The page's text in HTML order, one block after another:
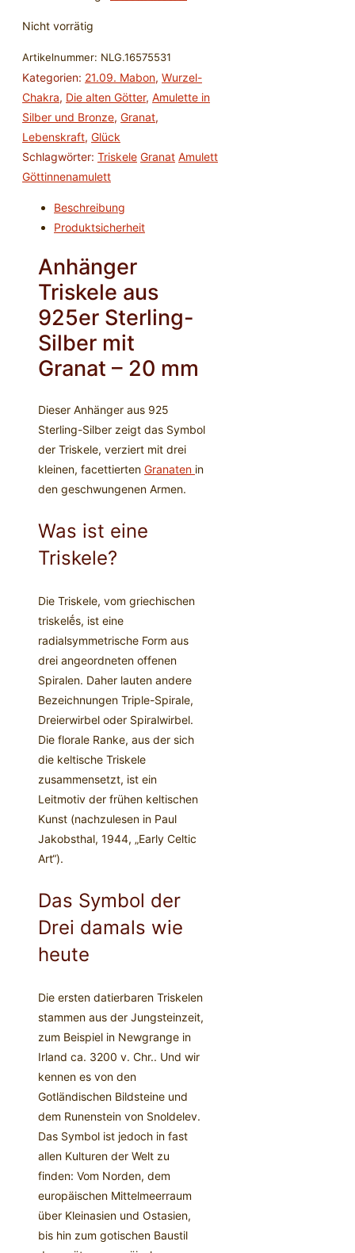
Nicht vorrätig
Artikelnummer: NLG.16575531
Kategorien: 21.09. Mabon, Wurzel-
Chakra, Die alten Götter, Amulette in
Silber und Bronze, Granat,
Lebenskraft, Glück
Schlagwörter: Triskele Granat Amulett
Göttinnenamulett
Beschreibung
Produktsicherheit
Anhänger
Triskele aus
925er Sterling-
Silber mit
Granat – 20 mm
Dieser Anhänger aus 925
Sterling-Silber zeigt das Symbol
der Triskele, verziert mit drei
kleinen, facettierten Granaten in
den geschwungenen Armen.
Was ist eine
Triskele?
Die Triskele, vom griechischen
triskelḗs, ist eine
radialsymmetrische Form aus
drei angeordneten offenen
Spiralen. Daher lauten andere
Bezeichnungen Triple-Spirale,
Dreierwirbel oder Spiralwirbel.
Die florale Ranke, aus der sich
die keltische Triskele
zusammensetzt, ist ein
Leitmotiv der frühen keltischen
Kunst (nachzulesen in Paul
Jakobsthal, 1944, „Early Celtic
Art“).
Das Symbol der
Drei damals wie
heute
Die ersten datierbaren Triskelen
stammen aus der Jungsteinzeit,
zum Beispiel in Newgrange in
Irland ca. 3200 v. Chr.. Und wir
kennen es von den
Gotländischen Bildsteine und
dem Runenstein von Snoldelev.
Das Symbol ist jedoch in fast
allen Kulturen der Welt zu
finden: Vom Norden, dem
europäischen Mittelmeerraum
über Kleinasien und Ostasien,
bis hin zum gotischen Baustil